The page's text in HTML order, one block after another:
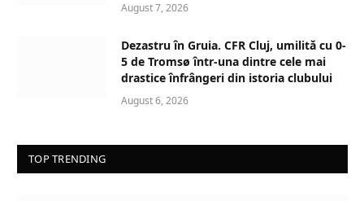
August 7, 2026
Dezastru în Gruia. CFR Cluj, umilită cu 0-
5 de Tromsø într-una dintre cele mai
drastice înfrângeri din istoria clubului
August 6, 2026
TOP TRENDING